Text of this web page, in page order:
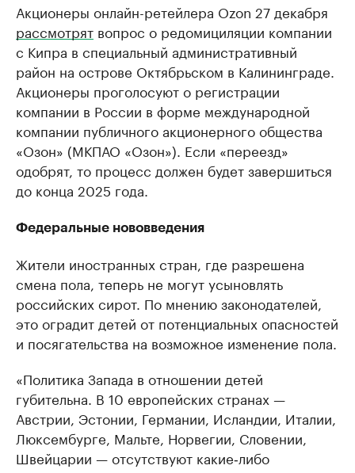
Акционеры онлайн-ретейлера Оzon 27 декабря
рассмотрят вопрос о редомициляции компании
с Кипра в специальный административный
район на острове Октябрьском в Калининграде.
Акционеры проголосуют о регистрации
компании в России в форме международной
компании публичного акционерного общества
«Озон» (МКПАО «Озон»). Если «переезд»
одобрят, то процесс должен будет завершиться
до конца 2025 года.
Федеральные нововведения
Жители иностранных стран, где разрешена
смена пола, теперь не могут усыновлять
российских сирот. По мнению законодателей,
это оградит детей от потенциальных опасностей
и посягательства на возможное изменение пола.
«Политика Запада в отношении детей
губительна. В 10 европейских странах —
Австрии, Эстонии, Германии, Исландии, Италии,
Люксембурге, Мальте, Норвегии, Словении,
Швейцарии — отсутствуют какие‑либо